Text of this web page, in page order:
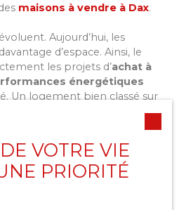
maisons à vendre à Dax.
Aujourd’hui, les
d’espace. Ainsi, le
les projets d’achat à
énergétiques
Un logement bien classé sur
et à un meilleur prix.
en ligne
toujours
VOTRE VIE
PRIORITÉ